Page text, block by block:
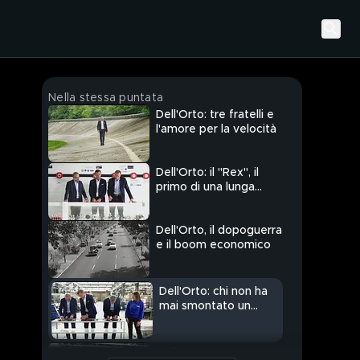
Nella stessa puntata
Dell'Orto: tre fratelli e
l'amore per la velocità
Dell'Orto: il "Rex", il
primo di una lunga
Dell'Orto, il dopoguerra
e il boom economico
Dell'Orto: chi non ha
mai smontato un